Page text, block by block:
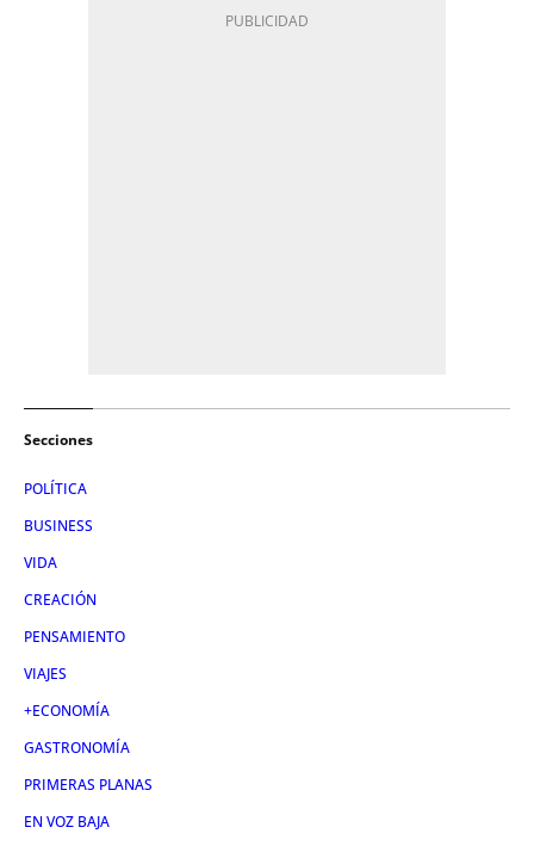
Secciones
POLÍTICA
BUSINESS
VIDA
CREACIÓN
PENSAMIENTO
VIAJES
+ECONOMÍA
GASTRONOMÍA
PRIMERAS PLANAS
EN VOZ BAJA